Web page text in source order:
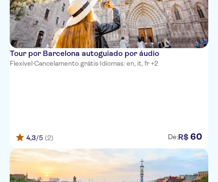
Tour por Barcelona autoguiado por áudio
Flexível·Cancelamento grátis·Idiomas: en, it, fr +2
4,3/5 (2) De:R$ 60